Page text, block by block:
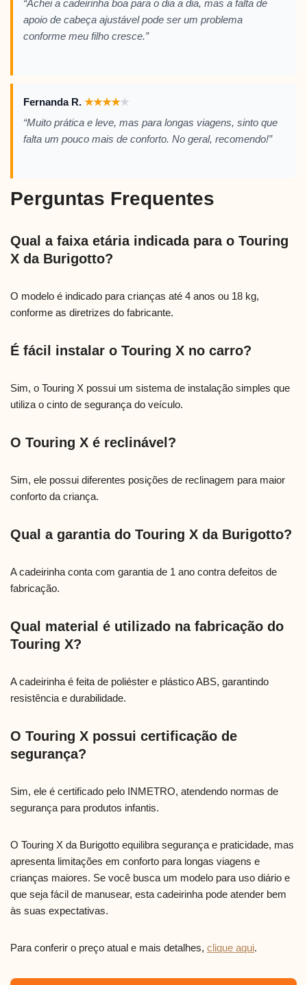
“Achei a cadeirinha boa para o dia a dia, mas a falta de
apoio de cabeça ajustável pode ser um problema
conforme meu filho cresce.”
Fernanda R. ★★★★★
“Muito prática e leve, mas para longas viagens, sinto que
falta um pouco mais de conforto. No geral, recomendo!”
Perguntas Frequentes
Qual a faixa etária indicada para o Touring
X da Burigotto?
O modelo é indicado para crianças até 4 anos ou 18 kg,
conforme as diretrizes do fabricante.
É fácil instalar o Touring X no carro?
Sim, o Touring X possui um sistema de instalação simples que
utiliza o cinto de segurança do veículo.
O Touring X é reclinável?
Sim, ele possui diferentes posições de reclinagem para maior
conforto da criança.
Qual a garantia do Touring X da Burigotto?
A cadeirinha conta com garantia de 1 ano contra defeitos de
fabricação.
Qual material é utilizado na fabricação do
Touring X?
A cadeirinha é feita de poliéster e plástico ABS, garantindo
resistência e durabilidade.
O Touring X possui certificação de
segurança?
Sim, ele é certificado pelo INMETRO, atendendo normas de
segurança para produtos infantis.
O Touring X da Burigotto equilibra segurança e praticidade, mas
apresenta limitações em conforto para longas viagens e
crianças maiores. Se você busca um modelo para uso diário e
que seja fácil de manusear, esta cadeirinha pode atender bem
às suas expectativas.
Para conferir o preço atual e mais detalhes, clique aqui.